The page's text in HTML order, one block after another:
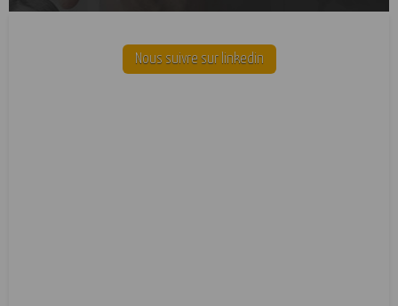
Nous suivre sur linkedin